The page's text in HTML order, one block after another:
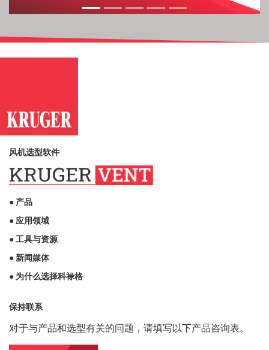
风机选型软件
● 产品
● 应用领域
● 工具与资源
● 新闻媒体
● 为什么选择科禄格
保持联系
对于与产品和选型有关的问题，请填写以下产品咨询表。